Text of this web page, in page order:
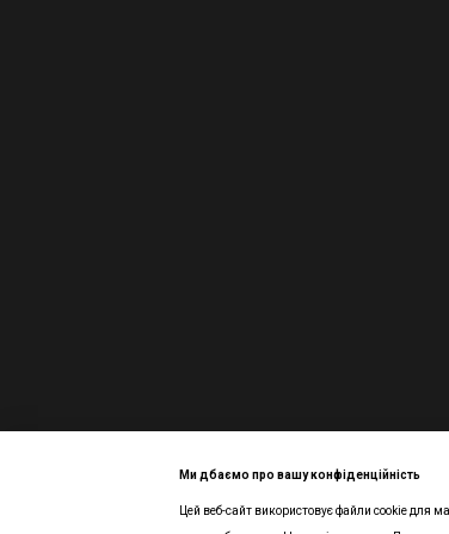
Інтернет-магазин створений з Хорошоп
Ми дбаємо про вашу конфіденційність
Цей веб-сайт використовує файли cookie для